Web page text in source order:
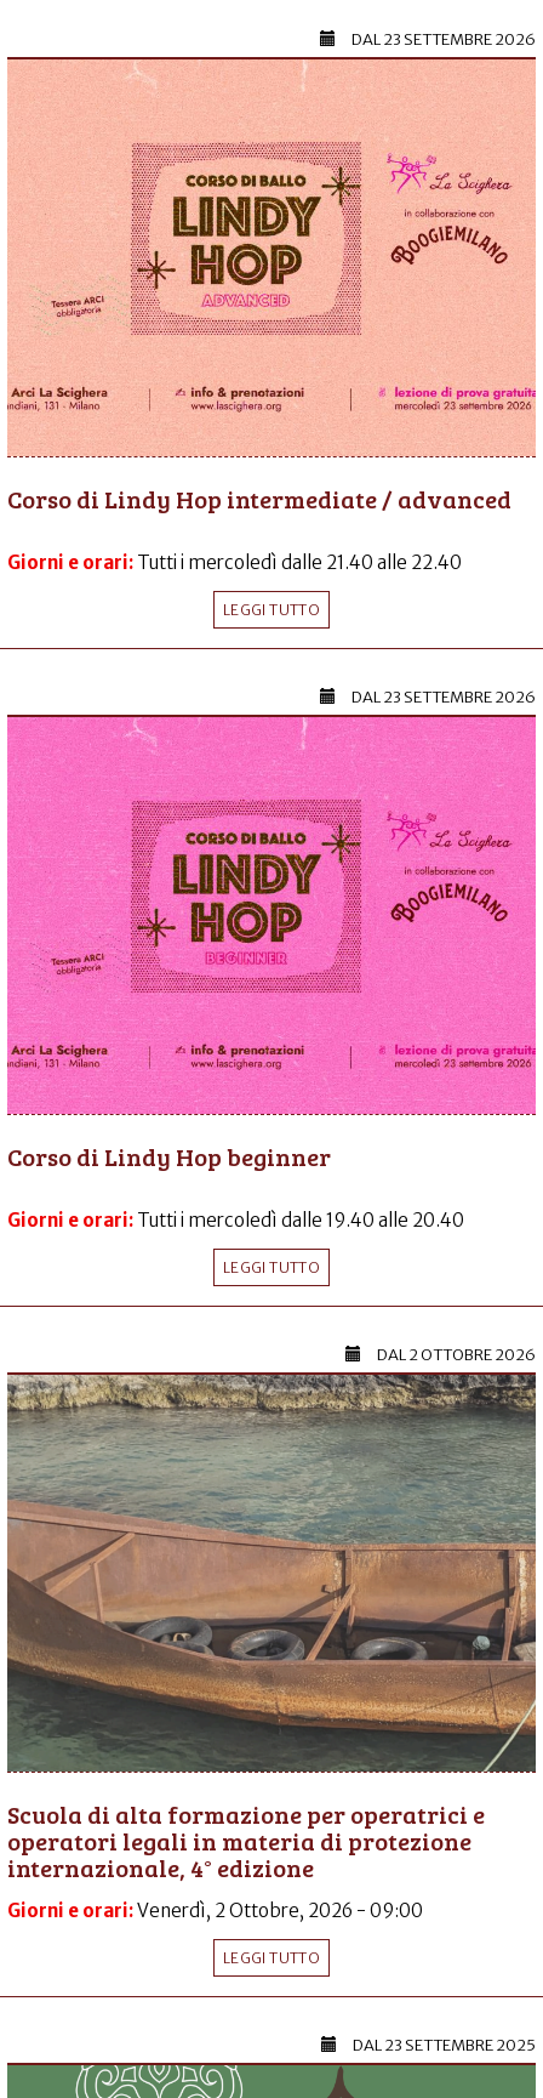
DAL23 SETTEMBRE 2026
Corso di Lindy Hop intermediate / advanced
Giorni e orari: Tutti i mercoledì dalle 21.40 alle 22.40
LEGGI TUTTO
DAL23 SETTEMBRE 2026
Corso di Lindy Hop beginner
Giorni e orari: Tutti i mercoledì dalle 19.40 alle 20.40
LEGGI TUTTO
DAL2 OTTOBRE 2026
Scuola di alta formazione per operatrici e
operatori legali in materia di protezione
internazionale, 4° edizione
Giorni e orari:Venerdì, 2 Ottobre, 2026 - 09:00
LEGGI TUTTO
DAL23 SETTEMBRE 2025